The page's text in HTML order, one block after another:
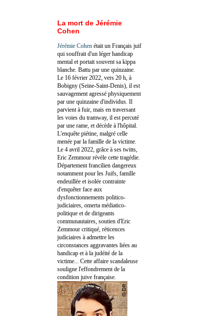
La mort de Jérémie
Cohen
Jérémie Cohen était un Français juif
qui souffrait d'un léger handicap
mental et portait souvent sa kippa
blanche. Battu par une quinzaine.
Le 16 février 2022, vers 20 h, à
Bobigny (Seine-Saint-Denis), il est
sauvagement agressé physiquement
par une quinzaine d'individus. Il
parvient à fuir, mais en traversant
les voies du tramway, il est percuté
par une rame, et décède à l'hôpital.
L'enquête piétine, malgré celle
menée par la famille de la victime.
Le 4 avril 2022, grâce à ses twitts,
Eric Zemmour révèle cette tragédie.
Département francilien dangereux
notamment pour les Juifs, famille
endeuillée et isolée contrainte
d'enquêter face aux
dysfonctionnements politico-
judiciaires, omerta médiatico-
politique et de dirigeants
communautaires, soutien d'Eric
Zemmour critiqué, réticences
judiciaires à admettre les
circonstances aggravantes liées au
handicap et à la judéité de la
victime... Cette affaire scandaleuse
souligne l'effondrement de la
condition juive française.